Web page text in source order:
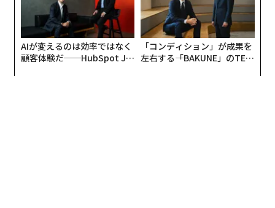
AIが変えるのは効率ではなく
顧客体験だ──HubSpot Ja
「コンディション」が成果を
左右する――「BAKUNE」のTEN